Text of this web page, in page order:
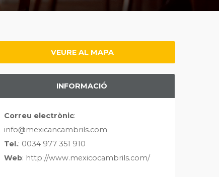
VEURE AL MAPA
INFORMACIÓ
Correu electrònic:
info@mexicancambrils.com
Tel.: 0034 977 351 910
Web: http://www.mexicocambrils.com/